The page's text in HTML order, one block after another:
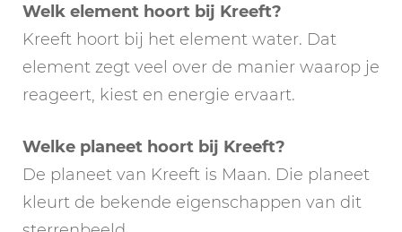
Welk element hoort bij Kreeft?
Kreeft hoort bij het element water. Dat
element zegt veel over de manier waarop je
reageert, kiest en energie ervaart.
Welke planeet hoort bij Kreeft?
De planeet van Kreeft is Maan. Die planeet
kleurt de bekende eigenschappen van dit